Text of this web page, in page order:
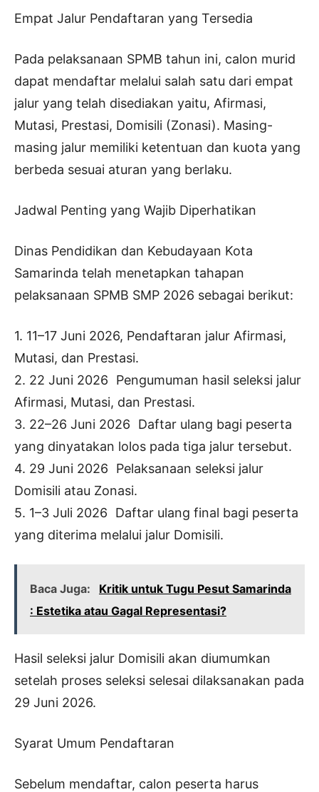
Empat Jalur Pendaftaran yang Tersedia
Pada pelaksanaan SPMB tahun ini, calon murid
dapat mendaftar melalui salah satu dari empat
jalur yang telah disediakan yaitu, Afirmasi,
Mutasi, Prestasi, Domisili (Zonasi). Masing-
masing jalur memiliki ketentuan dan kuota yang
berbeda sesuai aturan yang berlaku.
Jadwal Penting yang Wajib Diperhatikan
Dinas Pendidikan dan Kebudayaan Kota
Samarinda telah menetapkan tahapan
pelaksanaan SPMB SMP 2026 sebagai berikut:
1. 11–17 Juni 2026, Pendaftaran jalur Afirmasi,
Mutasi, dan Prestasi.
2. 22 Juni 2026 Pengumuman hasil seleksi jalur
Afirmasi, Mutasi, dan Prestasi.
3. 22–26 Juni 2026 Daftar ulang bagi peserta
yang dinyatakan lolos pada tiga jalur tersebut.
4. 29 Juni 2026 Pelaksanaan seleksi jalur
Domisili atau Zonasi.
5. 1–3 Juli 2026 Daftar ulang final bagi peserta
yang diterima melalui jalur Domisili.
Baca Juga:
Kritik untuk Tugu Pesut Samarinda
: Estetika atau Gagal Representasi?
Hasil seleksi jalur Domisili akan diumumkan
setelah proses seleksi selesai dilaksanakan pada
29 Juni 2026.
Syarat Umum Pendaftaran
Sebelum mendaftar, calon peserta harus